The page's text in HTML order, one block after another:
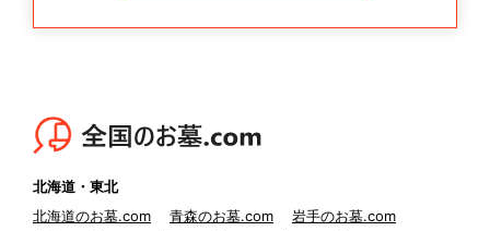
北海道・東北
北海道のお墓.com
青森のお墓.com
岩手のお墓.com